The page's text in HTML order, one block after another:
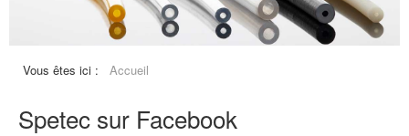
Vous êtes ici : Accueil
Spetec sur Facebook